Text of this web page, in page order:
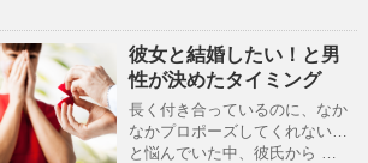
彼女と結婚したい！と男
性が決めたタイミング
長く付き合っているのに、なか
なかプロポーズしてくれない…
と悩んでいた中、彼氏から …